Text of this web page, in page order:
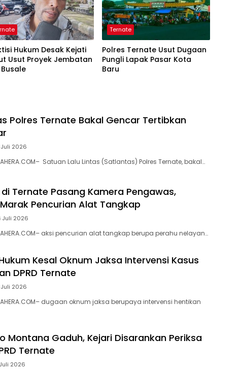
Hukum Desak Kejati
Usut Proyek Jembatan
Ternate
Polres Ternate Usut Dugaan
Pungli Lapak Pasar Kota
Baru
Polres Ternate Bakal Gencar Tertibkan
Juli 2026
Satuan Lalu Lintas (Satlantas) Polres Ternate, bakal…
Ternate Pasang Kamera Pengawas,
Pencurian Alat Tangkap
Juli 2026
aksi pencurian alat tangkap berupa perahu nelayan…
Kesal Oknum Jaksa Intervensi Kasus
DPRD Ternate
Juli 2026
dugaan oknum jaksa berupaya intervensi hentikan
Montana Gaduh, Kejari Disarankan Periksa
Ternate
Juli 2026